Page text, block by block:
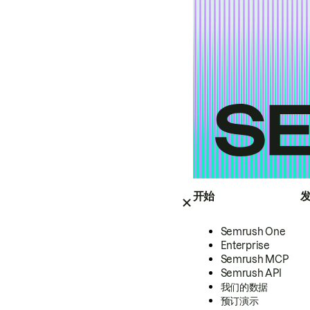
开始
Semrush One
Enterprise
Semrush MCP
Semrush API
我们的数据
预订演示